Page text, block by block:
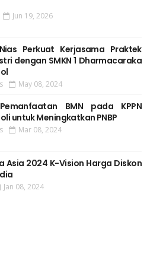
Jun 19, 2026
Perkuat Kerjasama Praktek
dengan SMKN 1 Dharmacaraka
May 08, 2024
BMN pada KPPN
untuk Meningkatkan PNBP
Mar 08, 2024
Asia 2024 K-Vision Harga Diskon
Jan 08, 2024